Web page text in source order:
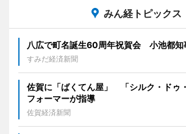
みん経トピックス
八広で町名誕生60周年祝賀会 小池都知
すみだ経済新聞
佐賀に「ばくてん屋」 「シルク・ドゥ
フォーマーが指導
佐賀経済新聞